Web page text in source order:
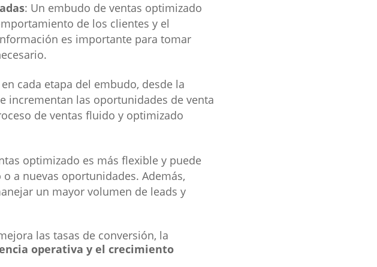
: Un embudo de ventas optimizado
de los clientes y el
es importante para tomar
cada etapa del embudo, desde la
incrementan las oportunidades de venta
de ventas fluido y optimizado
optimizado es más flexible y puede
a nuevas oportunidades. Además,
un mayor volumen de leads y
las tasas de conversión, la
operativa y el crecimiento